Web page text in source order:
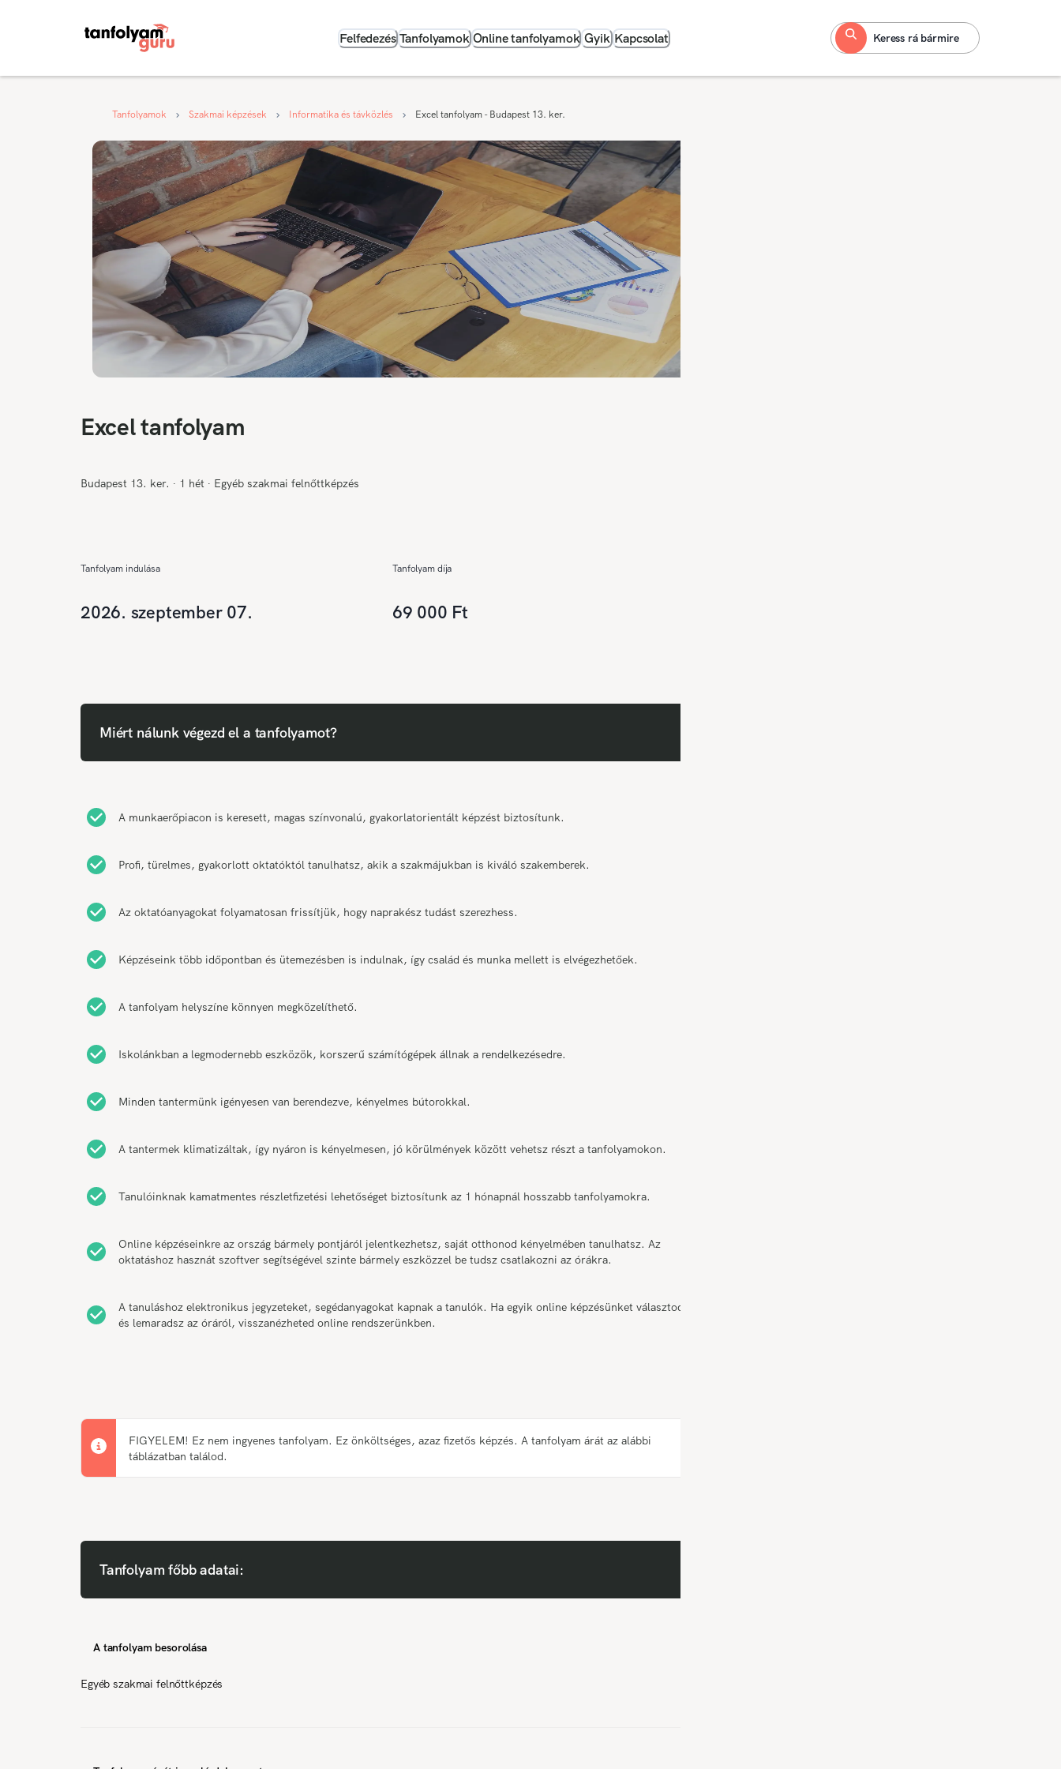
Felfedezés Tanfolyamok Online tanfolyamok Gyik Kapcsolat Keress rá bármire
Tanfolyamok Szakmai képzések Informatika és távközlés Excel tanfolyam - Budapest 13. ker.
Excel tanfolyam
Budapest 13. ker. ∙ 1 hét ∙ Egyéb szakmai felnőttképzés
Tanfolyam indulása
2026. szeptember 07.
Tanfolyam díja
69 000 Ft
Miért nálunk végezd el a tanfolyamot?
A munkaerőpiacon is keresett, magas színvonalú, gyakorlatorientált képzést biztosítunk.
Profi, türelmes, gyakorlott oktatóktól tanulhatsz, akik a szakmájukban is kiváló szakemberek.
Az oktatóanyagokat folyamatosan frissítjük, hogy naprakész tudást szerezhess.
Képzéseink több időpontban és ütemezésben is indulnak, így család és munka mellett is elvégezhetőek.
A tanfolyam helyszíne könnyen megközelíthető.
Iskolánkban a legmodernebb eszközök, korszerű számítógépek állnak a rendelkezésedre.
Minden tantermünk igényesen van berendezve, kényelmes bútorokkal.
A tantermek klimatizáltak, így nyáron is kényelmesen, jó körülmények között vehetsz részt a tanfolyamokon.
Tanulóinknak kamatmentes részletfizetési lehetőséget biztosítunk az 1 hónapnál hosszabb tanfolyamokra.
Online képzéseinkre az ország bármely pontjáról jelentkezhetsz, saját otthonod kényelmében tanulhatsz. Az
oktatáshoz hasznát szoftver segítségével szinte bármely eszközzel be tudsz csatlakozni az órákra.
A tanuláshoz elektronikus jegyzeteket, segédanyagokat kapnak a tanulók. Ha egyik online képzésünket választod,
és lemaradsz az óráról, visszanézheted online rendszerünkben.
FIGYELEM! Ez nem ingyenes tanfolyam. Ez önköltséges, azaz fizetős képzés. A tanfolyam árát az alábbi
táblázatban találod.
Tanfolyam főbb adatai:
A tanfolyam besorolása
Egyéb szakmai felnőttképzés